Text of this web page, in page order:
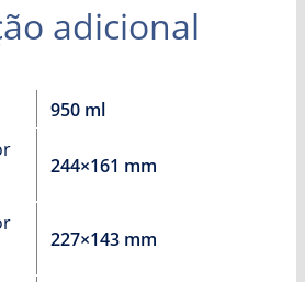
adicional
950 ml
244×161 mm
227×143 mm